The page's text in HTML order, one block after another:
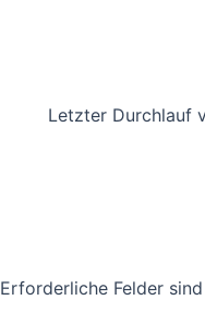
Letzter Durchlauf
Erforderliche Felder